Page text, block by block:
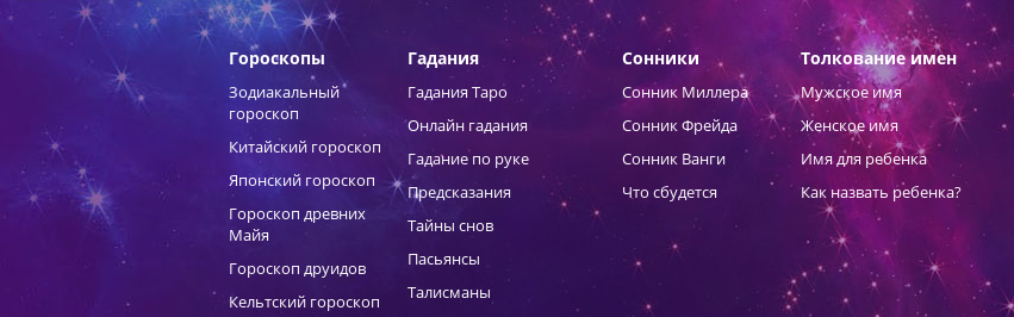
Гороскопы
Зодиакальный
гороскоп
Китайский гороскоп
Японский гороскоп
Гороскоп древних
Майя
Гороскоп друидов
Кельтский гороскоп
Гадания
Гадания Таро
Онлайн гадания
Гадание по руке
Предсказания
Тайны снов
Пасьянсы
Талисманы
Сонники
Сонник Миллера
Сонник Фрейда
Сонник Ванги
Что сбудется
Толкование имен
Мужское имя
Женское имя
Имя для ребенка
Как назвать ребенка?